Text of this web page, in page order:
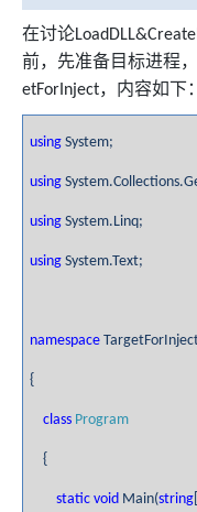
在讨论
前，先准备目标进程
etForInject，内容如下：
usingSystem;
using
usingSystem.Linq;
usingSystem.Text;
namespace
{
class Program
{
static voidMain(string